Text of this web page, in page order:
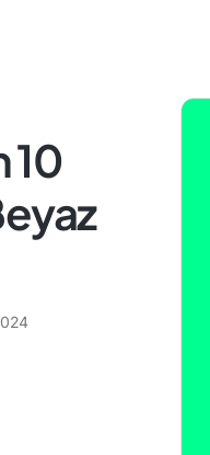
10